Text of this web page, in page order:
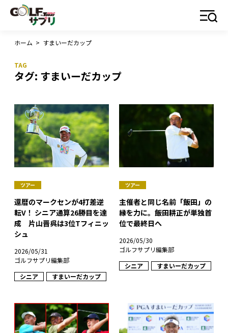
ホーム > すまいーだカップ
タグ: すまいーだカップ
ツアー
還暦のマークセンが4打差逆
転V！ シニア通算26勝目を達
成 片山晋呉は3位Tフィニッ
シュ
2026/05/31
ゴルフサプリ編集部
シニア
すまいーだカップ
ツアー
主催者と同じ名前「飯田」の
縁を力に。飯田耕正が単独首
位で最終日へ
2026/05/30
ゴルフサプリ編集部
シニア
すまいーだカップ